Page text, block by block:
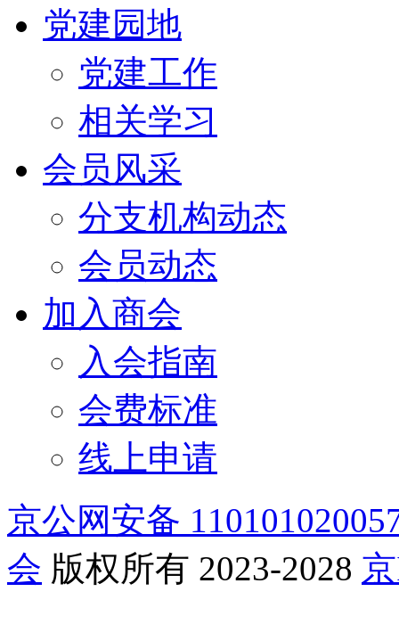
党建园地
党建工作
相关学习
会员风采
分支机构动态
会员动态
加入商会
入会指南
会费标准
线上申请
京公网安备
会 版权所有 2023-2028